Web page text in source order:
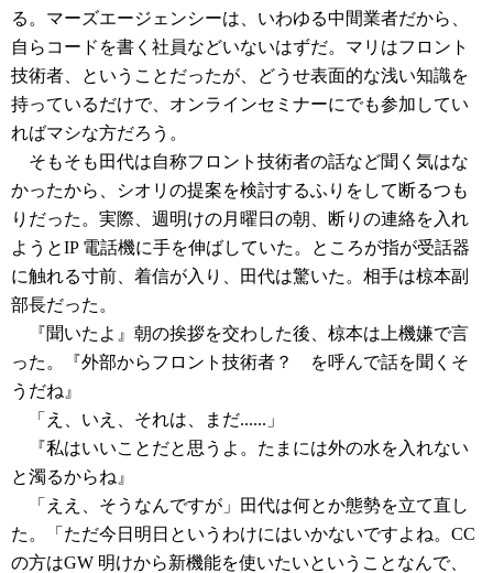
る。マーズエージェンシーは、いわゆる中間業者だから、
自らコードを書く社員などいないはずだ。マリはフロント
技術者、ということだったが、どうせ表面的な浅い知識を
持っているだけで、オンラインセミナーにでも参加してい
ればマシな方だろう。
そもそも田代は自称フロント技術者の話など聞く気はな
かったから、シオリの提案を検討するふりをして断るつも
りだった。実際、週明けの月曜日の朝、断りの連絡を入れ
ようとIP 電話機に手を伸ばしていた。ところが指が受話器
に触れる寸前、着信が入り、田代は驚いた。相手は椋本副
部長だった。
『聞いたよ』朝の挨拶を交わした後、椋本は上機嫌で言
った。『外部からフロント技術者？ を呼んで話を聞くそ
うだね』
「え、いえ、それは、まだ......」
『私はいいことだと思うよ。たまには外の水を入れない
と濁るからね』
「ええ、そうなんですが」田代は何とか態勢を立て直し
た。「ただ今日明日というわけにはいかないですよね。CC
の方はGW 明けから新機能を使いたいということなんで、